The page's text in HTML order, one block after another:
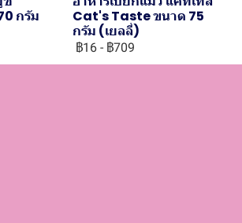
กรัม
Cat's Taste ขนาด 75
กรัม (เยลลี่)
฿16 - ฿709